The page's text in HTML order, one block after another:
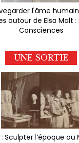
l'âme
autour de Elsa Malt :
Consciences
UNE SORTIE
Sculpter l’époque au